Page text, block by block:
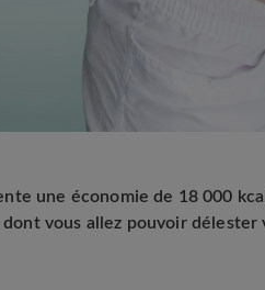
une économie de 18 000
dont vous allez pouvoir